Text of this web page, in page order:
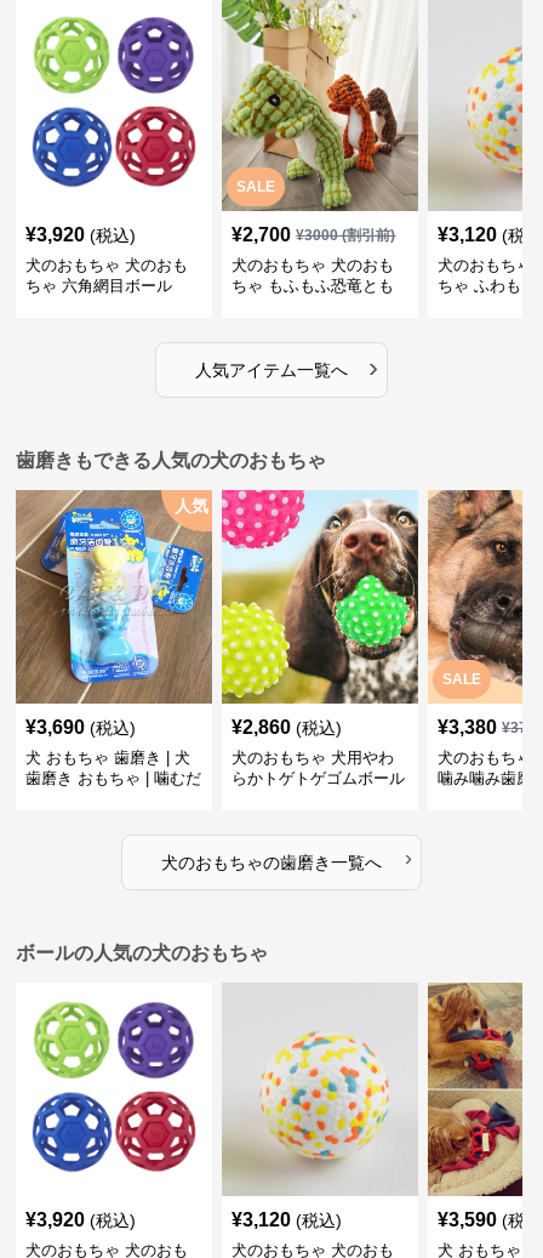
¥3,920 (税込)
犬のおもちゃ 犬のおも
ちゃ 六角網目ボール
SALE
¥2,700 ¥3000(割引前)
犬のおもちゃ 犬のおも
ちゃ もふもふ恐竜とも
¥3,120 (税
犬のおもちゃ
ちゃ ふわもこ
人気アイテム一覧へ ›
歯磨きもできる人気の犬のおもちゃ
人気
¥3,690 (税込)
犬 おもちゃ 歯磨き | 犬
歯磨き おもちゃ | 噛むだ
¥2,860 (税込)
犬のおもちゃ 犬用やわ
らかトゲトゲゴムボール
SALE
¥3,380 ¥
犬のおもちゃ
噛み噛み歯磨
犬のおもちゃの歯磨き一覧へ ›
ボールの人気の犬のおもちゃ
¥3,920 (税込)
犬のおもちゃ 犬のおも
¥3,120 (税込)
犬のおもちゃ 犬のおも
¥3,590 (税
犬 おもちゃ